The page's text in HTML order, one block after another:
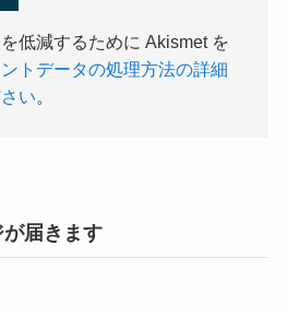
低減するために Akismet を
トデータの処理方法の詳細
い。
届きます